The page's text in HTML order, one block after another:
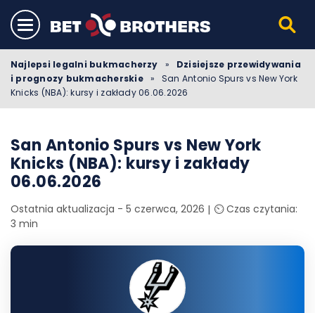
Najlepsi legalni bukmacherzy »
Dzisiejsze przewidywania
i prognozy bukmacherskie
»
San Antonio Spurs vs New York
Knicks (NBA): kursy i zakłady 06.06.2026
San Antonio Spurs vs New York
Knicks (NBA): kursy i zakłady
06.06.2026
Ostatnia aktualizacja - 5 czerwca, 2026
⏲️ Czas czytania:
3 min